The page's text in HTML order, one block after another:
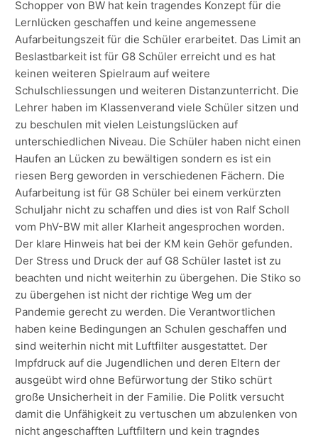
Schopper von BW hat kein tragendes Konzept für die
Lernlücken geschaffen und keine angemessene
Aufarbeitungszeit für die Schüler erarbeitet. Das Limit an
Beslastbarkeit ist für G8 Schüler erreicht und es hat
keinen weiteren Spielraum auf weitere
Schulschliessungen und weiteren Distanzunterricht. Die
Lehrer haben im Klassenverand viele Schüler sitzen und
zu beschulen mit vielen Leistungslücken auf
unterschiedlichen Niveau. Die Schüler haben nicht einen
Haufen an Lücken zu bewältigen sondern es ist ein
riesen Berg geworden in verschiedenen Fächern. Die
Aufarbeitung ist für G8 Schüler bei einem verkürzten
Schuljahr nicht zu schaffen und dies ist von Ralf Scholl
vom PhV-BW mit aller Klarheit angesprochen worden.
Der klare Hinweis hat bei der KM kein Gehör gefunden.
Der Stress und Druck der auf G8 Schüler lastet ist zu
beachten und nicht weiterhin zu übergehen. Die Stiko so
zu übergehen ist nicht der richtige Weg um der
Pandemie gerecht zu werden. Die Verantwortlichen
haben keine Bedingungen an Schulen geschaffen und
sind weiterhin nicht mit Luftfilter ausgestattet. Der
Impfdruck auf die Jugendlichen und deren Eltern der
ausgeübt wird ohne Befürwortung der Stiko schürt
große Unsicherheit in der Familie. Die Politk versucht
damit die Unfähigkeit zu vertuschen um abzulenken von
nicht angeschafften Luftfiltern und kein tragndes